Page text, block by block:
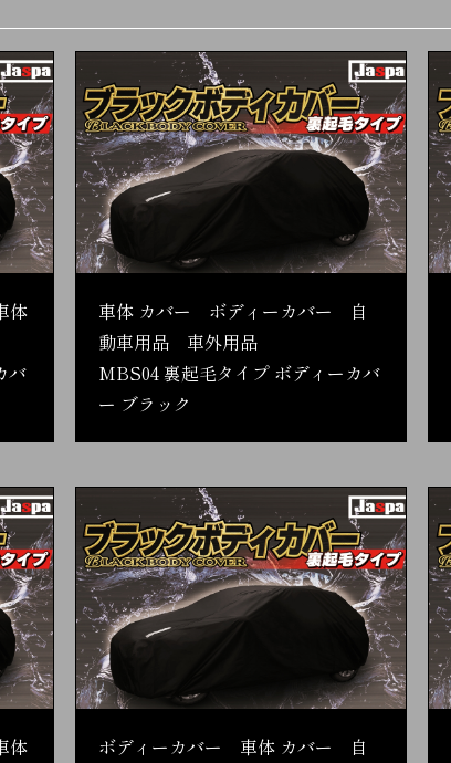
体
バ
車体 カバー ボディーカバー 自
動車用品 車外用品
MBS04 裏起毛タイプ ボディーカバ
ー ブラック
体
ボディーカバー 車体 カバー 自